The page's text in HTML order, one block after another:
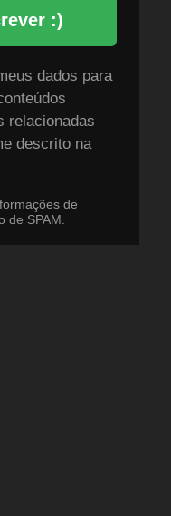
:)
dados para
relacionadas
descrito na
de
de SPAM.